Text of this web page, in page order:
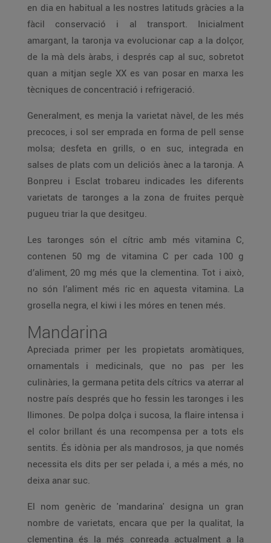
en dia en habitual a les nostres latituds gràcies a la
fàcil conservació i al transport. Inicialment
amargant, la taronja va evolucionar cap a la dolçor,
de la mà dels àrabs, i després cap al suc, sobretot
quan a mitjan segle XX es van posar en marxa les
tècniques de concentració i refrigeració.
Generalment, es menja la varietat nàvel, de les més
precoces, i sol ser emprada en forma de pell sense
molsa; desfeta en grills, o en suc, integrada en
salses de plats com un deliciós ànec a la taronja. A
Bonpreu i Esclat trobareu indicades les diferents
varietats de taronges a la zona de fruites perquè
pugueu triar la que desitgeu.
Les taronges són el cítric amb més vitamina C,
contenen 50 mg de vitamina C per cada 100 g
d’aliment, 20 mg més que la clementina. Tot i això,
no són l’aliment més ric en aquesta vitamina. La
grosella negra, el kiwi i les móres en tenen més.
Mandarina
Apreciada primer per les propietats aromàtiques,
ornamentals i medicinals, que no pas per les
culinàries, la germana petita dels cítrics va aterrar al
nostre país després que ho fessin les taronges i les
llimones. De polpa dolça i sucosa, la flaire intensa i
el color brillant és una recompensa per a tots els
sentits. És idònia per als mandrosos, ja que només
necessita els dits per ser pelada i, a més a més, no
deixa anar suc.
El nom genèric de 'mandarina' designa un gran
nombre de varietats, encara que per la qualitat, la
clementina és la més conreada actualment a la